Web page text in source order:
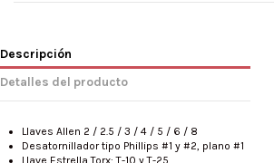
Descripción
Detalles del producto
Llaves Allen 2 / 2.5 / 3 / 4 / 5 / 6 / 8
Desatornillador tipo Phillips #1 y #2, plano #1